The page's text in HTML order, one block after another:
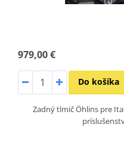
979,00 €
Do košíka
Zadný tlmič Öhlins pre